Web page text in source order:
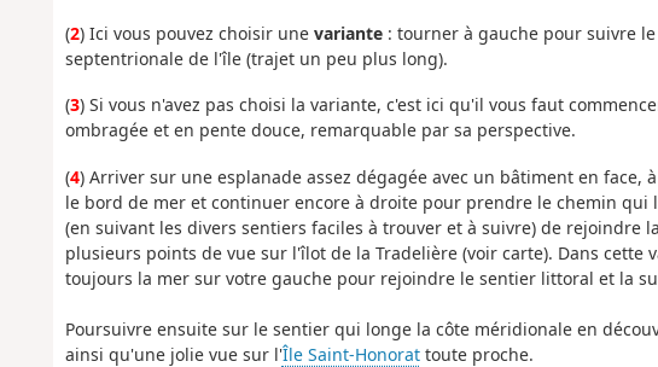
(2) Ici vous pouvez choisir une variante: tourner à gauche pour suivre
septentrionale de l'île (trajet un peu plus long).
(3) Si vous n'avez pas choisi la variante, c'est ici qu'il vous faut
ombragée et en pente douce, remarquable par sa perspective.
(4) Arriver sur une esplanade assez dégagée avec un bâtiment en
le bord de mer et continuer encore à droite pour prendre le chemin qui
(en suivant les divers sentiers faciles à trouver et à suivre) de rejoindre
plusieurs points de vue sur l'îlot de la Tradelière (voir carte). Dans cette
toujours la mer sur votre gauche pour rejoindre le sentier littoral et la
Poursuivre ensuite sur le sentier qui longe la côte méridionale en
ainsi qu'une jolie vue sur l'Île Saint-Honorattoute proche.